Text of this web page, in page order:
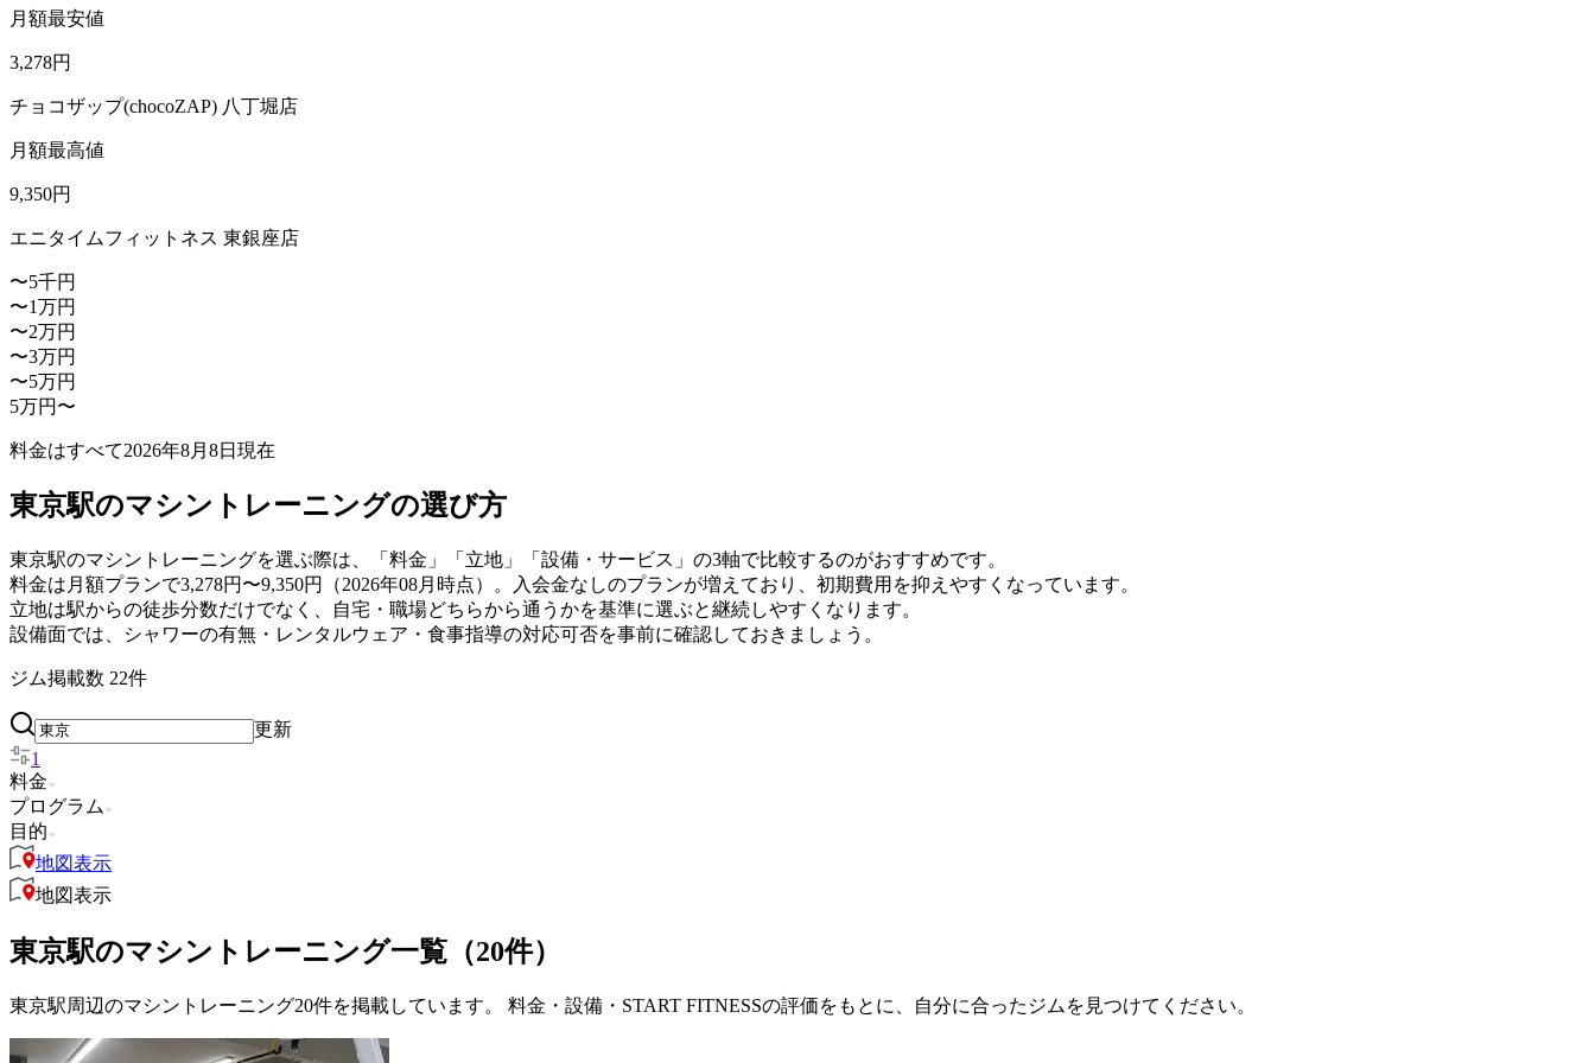
月額最安値
3,278円
チョコザップ(chocoZAP) 八丁堀店
月額最高値
9,350円
エニタイムフィットネス 東銀座店
〜5千円
〜1万円
〜2万円
〜3万円
〜5万円
5万円〜
料金はすべて2026年8月8日 現在
東京駅のマシントレーニングの選び方
東京駅のマシントレーニングを選ぶ際は、「料金」「立地」「設備・サービス」の3軸で比較するのがおすすめです。
料金は月額プランで3,278円〜9,350円（2026年08月時点）。入会金なしのプランが増えており、初期費用を抑えやすくなっています。
立地は駅からの徒歩分数だけでなく、自宅・職場どちらから通うかを基準に選ぶと継続しやすくなります。
設備面では、シャワーの有無・レンタルウェア・食事指導の対応可否を事前に確認しておきましょう。
ジム掲載数 22件
更新
1
料金
プログラム
目的
地図表示
地図表示
東京駅のマシントレーニング一覧（20件）
東京駅周辺のマシントレーニング20件を掲載しています。 料金・設備・START FITNESSの評価をもとに、自分に合ったジムを見つけてください。